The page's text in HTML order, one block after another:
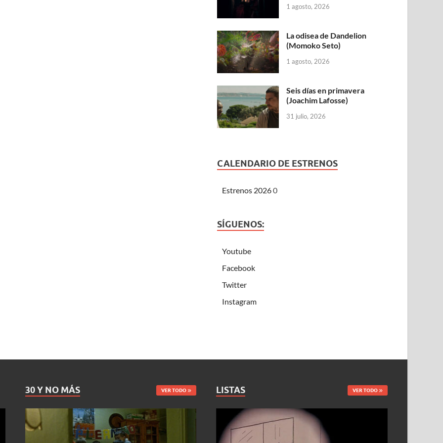
1 agosto, 2026
La odisea de Dandelion
(Momoko Seto)
1 agosto, 2026
Seis días en primavera
(Joachim Lafosse)
31 julio, 2026
CALENDARIO DE ESTRENOS
Estrenos 20260
SÍGUENOS:
Youtube
Facebook
Twitter
Instagram
30 Y NO MÁS VER TODO LISTAS VER TODO